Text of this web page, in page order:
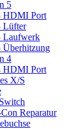
5
HDMI Port
Lüfter
Laufwerk
Überhitzung
4
HDMI Port
X/S
Reparatur